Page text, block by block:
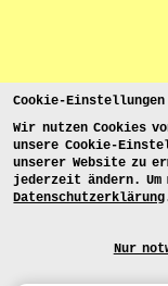
Cookie-Einstellungen
Wir nutzen Cookies
unsere Cookie-
unserer Website zu
jederzeit ändern.
Datenschutzerklärung
Nur